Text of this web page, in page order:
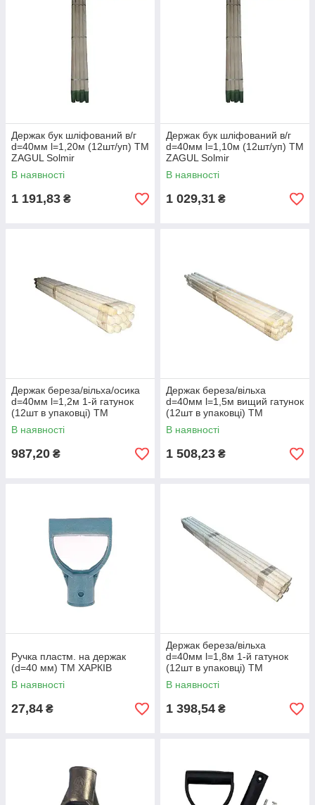
Держак бук шліфований в/г
d=40мм l=1,20м (12шт/уп) ТМ
ZAGUL Solmir
В наявності
1 191,83 ₴
Держак бук шліфований в/г
d=40мм l=1,10м (12шт/уп) ТМ
ZAGUL Solmir
В наявності
1 029,31 ₴
Держак береза/вільха/осика
d=40мм l=1,2м 1-й гатунок
(12шт в упаковці) ТМ
ZHYTOMYR
В наявності
987,20 ₴
Держак береза/вільха
d=40мм l=1,5м вищий гатунок
(12шт в упаковці) ТМ
ZHYTOMYR
В наявності
1 508,23 ₴
Ручка пластм. на держак
(d=40 мм) ТМ ХАРКІВ
В наявності
27,84 ₴
Держак береза/вільха
d=40мм l=1,8м 1-й гатунок
(12шт в упаковці) ТМ
ZHYTOMYR
В наявності
1 398,54 ₴